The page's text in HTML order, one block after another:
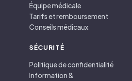
Équipe médicale
Tarifs et remboursement
Conseils médicaux
SÉCURITÉ
Politique de confidentialité
Information &